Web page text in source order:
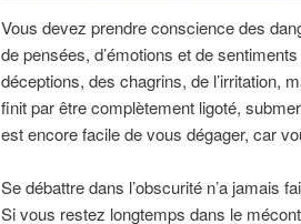
Vous devez prendre conscience des
de pensées, d’émotions et de
déceptions, des chagrins, de l’irritation,
finit par être complètement ligoté,
est encore facile de vous dégager, car
Se débattre dans l’obscurité n’a jamais
Si vous restez longtemps dans le